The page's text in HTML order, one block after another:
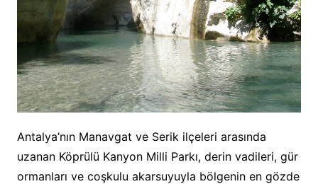
Antalya’nın Manavgat ve Serik ilçeleri arasında
uzanan Köprülü Kanyon Milli Parkı, derin vadileri, gür
ormanları ve coşkulu akarsuyuyla bölgenin en gözde